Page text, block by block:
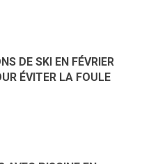
DE SKI EN FÉVRIER
ÉVITER LA FOULE